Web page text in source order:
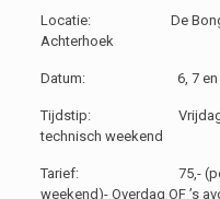
Locatie: De Bongerd
Achterhoek
Datum: 6, 7 en 8
Tijdstip: Vrijdags om
technisch weekend
Tarief: 75,- (per
weekend)- Overdag OF ’s